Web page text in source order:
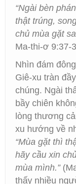
“Ngài bèn
thật trúng,
chủ mùa gặt
Ma-thi-ơ 9:37-
Nhìn đám
Giê-xu tràn
chúng. Ngài
bầy chiên
lòng thương
xu hướng về
“Mùa gặt thì
hãy cầu xin
mùa mình.”
thấy nhiều